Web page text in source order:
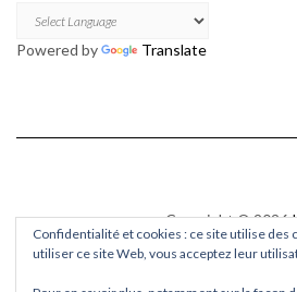
Powered by Translate
Copyright © 2026
Kaleby
Confidentialité et cookies : ce site utilise des
utiliser ce site Web, vous acceptez leur